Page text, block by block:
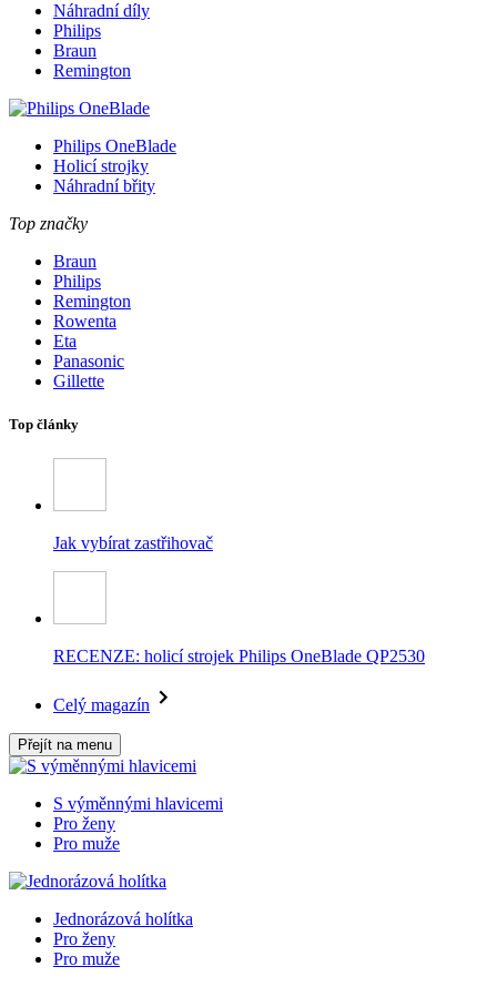
Náhradní díly
Philips
Braun
Remington
Philips OneBlade
Holicí strojky
Náhradní břity
Top značky
Braun
Philips
Remington
Rowenta
Eta
Panasonic
Gillette
Top články
Jak vybírat zastřihovač
RECENZE: holicí strojek Philips OneBlade QP2530
Celý magazín
Přejít na menu
S výměnnými hlavicemi
Pro ženy
Pro muže
Jednorázová holítka
Pro ženy
Pro muže